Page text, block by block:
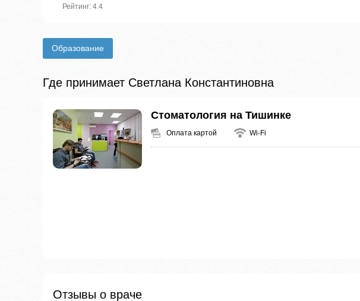
Рейтинг: 4.4
Образование
Где принимает Светлана Константиновна
Стоматология на Тишинке
Оплата картой Wi-Fi
Отзывы о враче